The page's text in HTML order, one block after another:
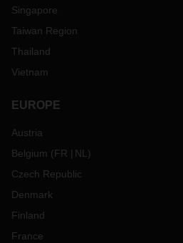
Singapore
Taiwan Region
Thailand
Vietnam
EUROPE
Austria
Belgium (FR NL )
Czech Republic
Denmark
Finland
France